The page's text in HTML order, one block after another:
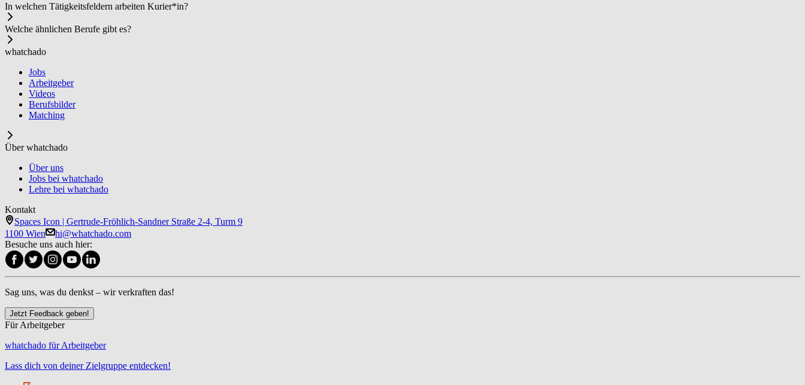
In welchen Tätigkeitsfeldern arbeiten Ku­rier*in?
Welche ähnlichen Berufe gibt es?
whatchado
Jobs
Arbeitgeber
Videos
Berufsbilder
Matching
Über whatchado
Über uns
Jobs bei whatchado
Lehre bei whatchado
Kontakt
Spaces Icon | Gertrude-Fröhlich-Sandner Straße 2-4, Turm 9
1100 Wien
hi@whatchado.com
Besuche uns auch hier:
Sag uns, was du denkst – wir verkraften das!
Jetzt Feedback geben!
Für Arbeitgeber
whatchado für Arbeitgeber
Lass dich von deiner Zielgruppe entdecken!